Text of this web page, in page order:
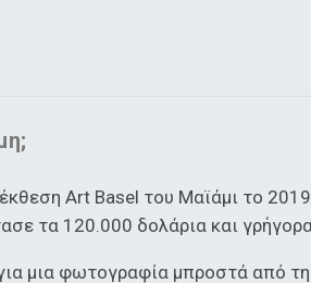
Art Basel του Μαϊάμι το
τα 120.000 δολάρια και
μια φωτογραφία μπροστά από